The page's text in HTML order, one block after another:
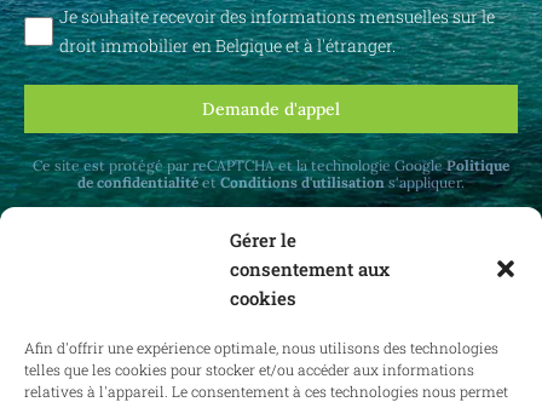
Gérer le
consentement aux
cookies
Afin d'offrir une expérience optimale, nous utilisons des technologies
telles que les cookies pour stocker et/ou accéder aux informations
relatives à l'appareil. Le consentement à ces technologies nous permet
Je souhaite recevoir des informations mensuelles sur le
droit immobilier en Belgique et à l'étranger.
Demande d'appel
Ce site est protégé par reCAPTCHA et la technologie GooglePolitique
de confidentialitéetConditions d'utilisation s'appliquer.
Recevez des mises à jour mensuelles sur le
droit immobilier en Belgique et à l'étranger.